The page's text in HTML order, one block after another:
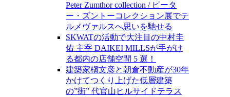
Peter Zumthor collection / ピータ
ー・ズントーコレクション展でテ
ルメヴァルスへ思いを馳せる
SKWATの活動で大注目の中村圭
佑 主宰 DAIKEI MILLSが手がけ
る都内の店舗空間 5 選！
建築家槇文彦と朝倉不動産が30年
かけてつくり上げた低層建築
の”街” 代官山ヒルサイドテラス